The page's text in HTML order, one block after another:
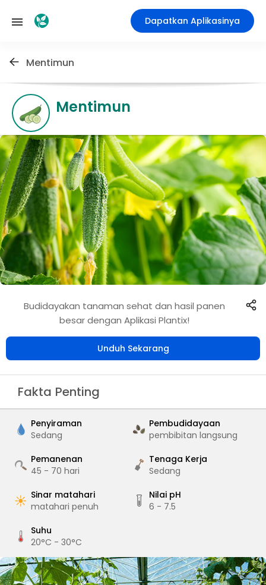
Dapatkan Aplikasinya
Mentimun
Mentimun
Budidayakan tanaman sehat dan hasil panen
besar dengan Aplikasi Plantix!
Unduh Sekarang
Fakta Penting
Penyiraman
Sedang
Pembudidayaan
pembibitan langsung
Pemanenan
45 - 70 hari
Tenaga Kerja
Sedang
Sinar matahari
matahari penuh
Nilai pH
6 - 7.5
Suhu
20°C - 30°C